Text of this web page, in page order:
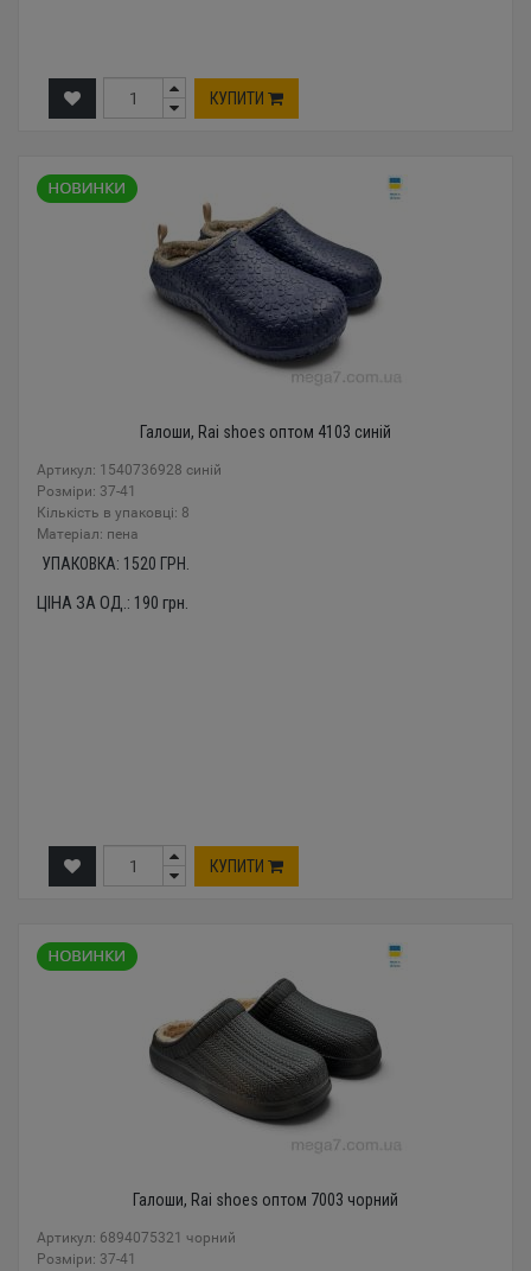
КУПИТИ
Галоши, Rai shoes оптом 4103 синій
Артикул: 1540736928 синій
Розміри: 37-41
Кількість в упаковці: 8
Mатеріал: пена
УПАКОВКА: 1520 ГРН.
ЦІНА ЗА ОД.: 190 грн.
КУПИТИ
Галоши, Rai shoes оптом 7003 чорний
Артикул: 6894075321 чорний
Розміри: 37-41